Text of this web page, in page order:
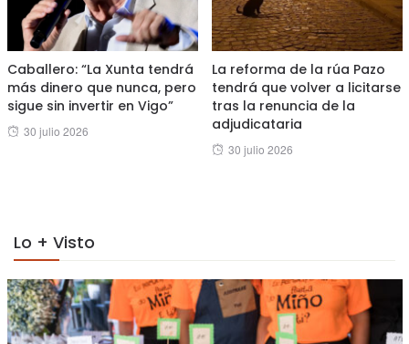
Caballero: “La Xunta tendrá
más dinero que nunca, pero
sigue sin invertir en Vigo”
Posted
30 julio 2026
La reforma de la rúa Pazo
tendrá que volver a licitarse
tras la renuncia de la
adjudicataria
Posted
30 julio 2026
Lo + Visto